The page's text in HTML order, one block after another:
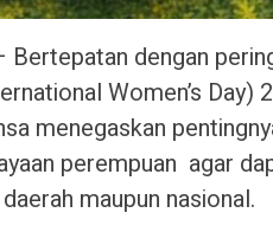
Bertepatan dengan
Women’s Day)
menegaskan
perempuan agar
maupun nasional.